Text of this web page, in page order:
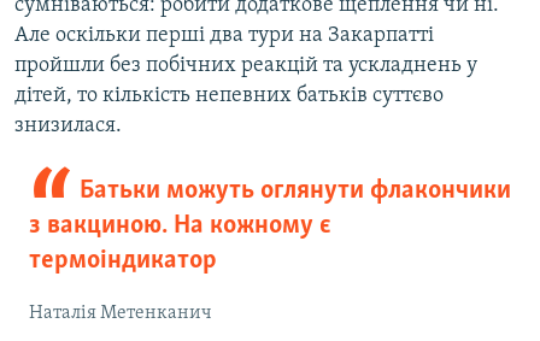
сумніваються: робити додаткове щеплення чи ні.
Але оскільки перші два тури на Закарпатті
пройшли без побічних реакцій та ускладнень у
дітей, то кількість непевних батьків суттєво
знизилася.
Батьки можуть оглянути флакончики
з вакциною. На кожному є
термоіндикатор
Наталія Метенканич